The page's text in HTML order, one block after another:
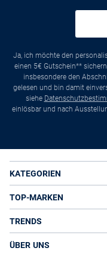
Ja, ich möchte den
einen 5€ Gutschein**
insbesondere den
gelesen und bin damit
siehe
einlösbar und nach
KATEGORIEN
TOP-MARKEN
TRENDS
ÜBER UNS